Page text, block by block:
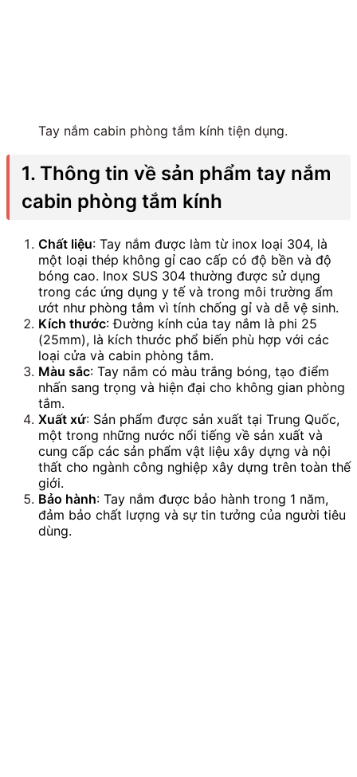
Tay nắm cabin phòng tắm kính tiện dụng.
1. Thông tin về sản phẩm tay nắm
cabin phòng tắm kính
Chất liệu: Tay nắm được làm từ inox loại 304, là
một loại thép không gỉ cao cấp có độ bền và độ
bóng cao. Inox SUS 304 thường được sử dụng
trong các ứng dụng y tế và trong môi trường ẩm
ướt như phòng tắm vì tính chống gỉ và dễ vệ sinh.
Kích thước: Đường kính của tay nắm là phi 25
(25mm), là kích thước phổ biến phù hợp với các
loại cửa và cabin phòng tắm.
Màu sắc: Tay nắm có màu trắng bóng, tạo điểm
nhấn sang trọng và hiện đại cho không gian phòng
tắm.
Xuất xứ: Sản phẩm được sản xuất tại Trung Quốc,
một trong những nước nổi tiếng về sản xuất và
cung cấp các sản phẩm vật liệu xây dựng và nội
thất cho ngành công nghiệp xây dựng trên toàn thế
giới.
Bảo hành: Tay nắm được bảo hành trong 1 năm,
đảm bảo chất lượng và sự tin tưởng của người tiêu
dùng.